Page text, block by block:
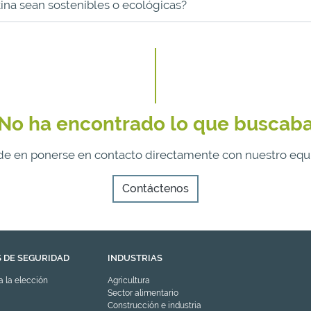
sean sostenibles o ecológicas?
ha encontrado lo que
en ponerse en contacto directamente con nuestro
Contáctenos
DE SEGURIDAD
la elección
INDUSTRIAS
Agricultura
Sector alimentario
Construcción e industria